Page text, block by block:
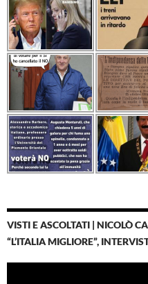
VISTI E ASCOLTATI | NICOLÒ
“L’ITALIA MIGLIORE”,